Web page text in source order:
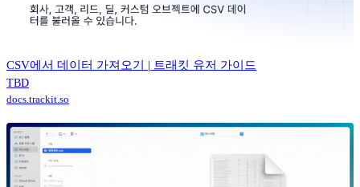
CSV에서 데이터 가져오기 | 트래킷 유저 가이드
TBD
docs.trackit.so